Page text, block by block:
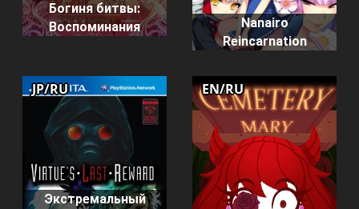
Богиня битвы:
Воспоминания
Nanairo
Reincarnation
Экстремальный
JP/RU EN/RU